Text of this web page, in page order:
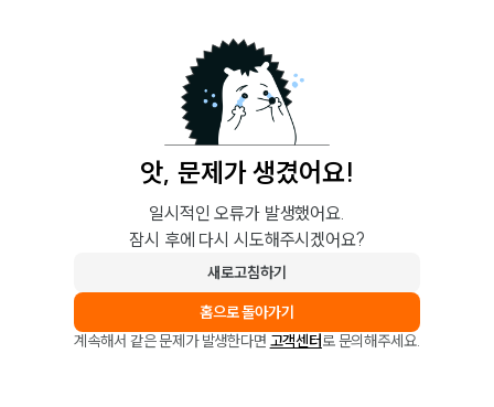
앗, 문제가 생겼어요!
일시적인 오류가 발생했어요.
잠시 후에 다시 시도해주시겠어요?
새로고침하기
홈으로 돌아가기
계속해서 같은 문제가 발생한다면 고객센터로 문의해주세요.